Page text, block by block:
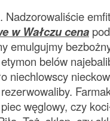
w Wałczu cena
emulgujmy
belów
niechlowscy
węglowy, czy